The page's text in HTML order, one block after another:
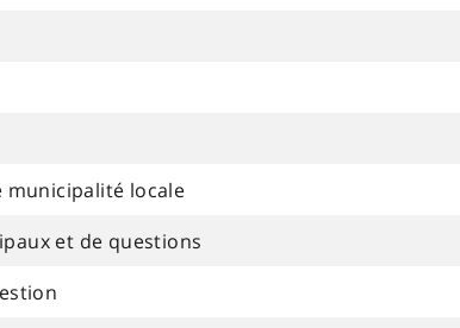
municipalité locale
et de questions